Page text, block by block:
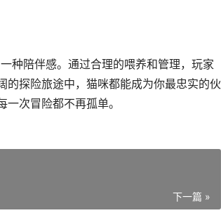
种陪伴感。通过合理的喂养和管理，玩家
的探险旅途中，猫咪都能成为你最忠实的伙
次冒险都不再孤单。
下一篇 »